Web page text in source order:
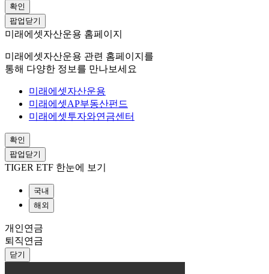
확인
팝업닫기
미래에셋자산운용 홈페이지
미래에셋자산운용 관련 홈페이지를
통해 다양한 정보를 만나보세요
미래에셋자산운용
미래에셋AP부동산펀드
미래에셋투자와연금센터
확인
팝업닫기
TIGER ETF 한눈에 보기
국내
해외
개인연금
퇴직연금
닫기